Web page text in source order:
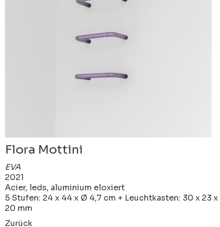
Flora Mottini
EVA
2021
Acier, leds, aluminium eloxiert
5 Stufen: 24 x 44 x Ø 4,7 cm + Leuchtkasten: 30 x 23 x
20 mm
Zurück